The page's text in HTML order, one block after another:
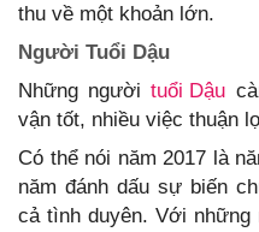
thu về một khoản lớn.
Người Tuổi Dậu
Những ngườituổi Dậu
vận tốt, nhiều việc thuận
Có thể nói năm 2017 là
năm đánh dấu sự biến
cả tình duyên. Với